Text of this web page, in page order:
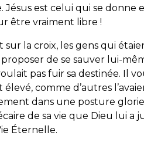
Jésus est celui qui se donne
être vraiment libre !
sur la croix, les gens qui
de se sauver lui-
pas fuir sa destinée. Il
élevé, comme d’autres
dans une posture
de sa vie que Dieu lui a
Éternelle.